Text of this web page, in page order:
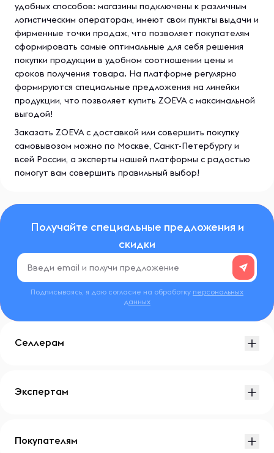
удобных способов: магазины подключены к различным
логистическим операторам, имеют свои пункты выдачи и
фирменные точки продаж, что позволяет покупателям
сформировать самые оптимальные для себя решения
покупки продукции в удобном соотношении цены и
сроков получения товара. На платформе регулярно
формируются специальные предложения на линейки
продукции, что позволяет купить ZOEVA с максимальной
выгодой!
Заказать ZOEVA с доставкой или совершить покупку
самовывозом можно по Москве, Санкт-Петербургу и
всей России, а эксперты нашей платформы с радостью
помогут вам совершить правильный выбор!
Получайте специальные предложения и
скидки
Подписываясь, я даю согласие на обработку персональных
данных
Селлерам
Экспертам
Покупателям